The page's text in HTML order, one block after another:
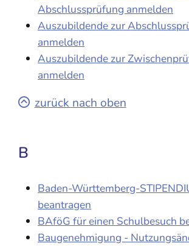
Abschlussprüfung anmelden
Auszubildende zur
anmelden
Auszubildende zur
anmelden
zurück nach oben
B
Baden-Württemberg-
beantragen
BAföG für einen Schulbesuch
Baugenehmigung -